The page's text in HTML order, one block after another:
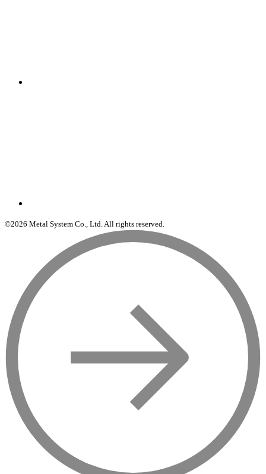
©2026 Metal System Co., Ltd. All rights reserved.